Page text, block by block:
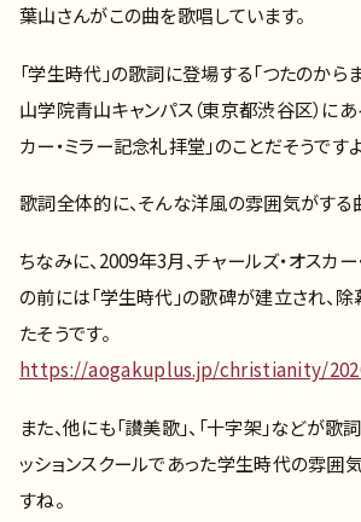
葉山さんがこの曲を歌唱しています。
「学生時代」の歌詞に登場する「つたのから
山学院青山キャンパス（東京都渋谷区）にあ
カー・ミラー記念礼拝堂」のことだそうですよ
歌詞全体的に、そんな洋風の雰囲気がする
ちなみに、2009年3月、チャールズ・オスカ
の前には「学生時代」の歌碑が建立され、
たそうです。
https://aogakuplus.jp/christianity/
また、他にも「讃美歌」、「十字架」などが歌
ッションスクールであった学生時代の雰囲
すね。